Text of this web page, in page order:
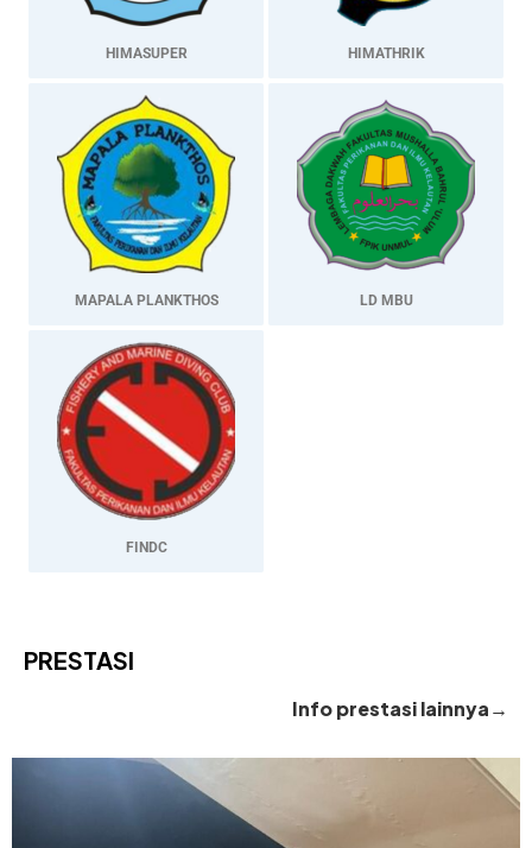
HIMASUPER HIMATHRIK
MAPALA PLANKTHOS LD MBU
FINDC
PRESTASI
Info prestasi lainnya→